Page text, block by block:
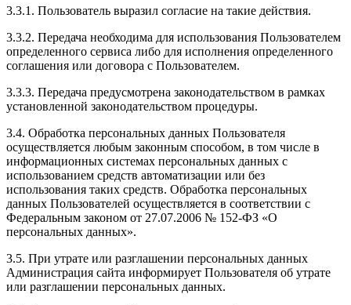
3.3.1. Пользователь выразил согласие на такие действия.
3.3.2. Передача необходима для использования Пользователем
определенного сервиса либо для исполнения определенного
соглашения или договора с Пользователем.
3.3.3. Передача предусмотрена законодательством в рамках
установленной законодательством процедуры.
3.4. Обработка персональных данных Пользователя
осуществляется любым законным способом, в том числе в
информационных системах персональных данных с
использованием средств автоматизации или без
использования таких средств. Обработка персональных
данных Пользователей осуществляется в соответствии с
Федеральным законом от 27.07.2006 № 152-ФЗ «О
персональных данных».
3.5. При утрате или разглашении персональных данных
Администрация сайта информирует Пользователя об утрате
или разглашении персональных данных.